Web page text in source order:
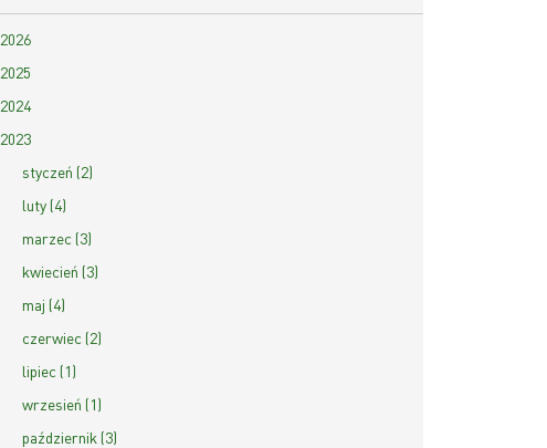
2026
2025
2024
2023
styczeń (2)
luty (4)
marzec (3)
kwiecień (3)
maj (4)
czerwiec (2)
lipiec (1)
wrzesień (1)
październik (3)